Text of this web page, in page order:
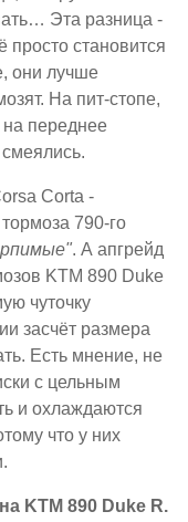
Эта разница -
просто становится
они лучше
На пит-стопе,
на переднее
Corta -
790-го
. А апгрейд
KTM 890 Duke
чуточку
засчёт размера
Есть мнение, не
с цельным
и охлаждаются
что у них
KTM 890 Duke R.